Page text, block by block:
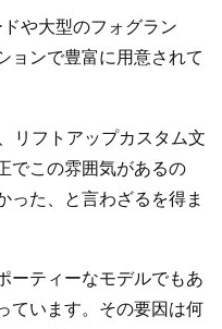
や大型のフォグラン
ョンで豊富に用意されて
リフトアップカスタム文
でこの雰囲気があるの
った、と言わざるを得ま
ーティーなモデルでもあ
ています。その要因は何